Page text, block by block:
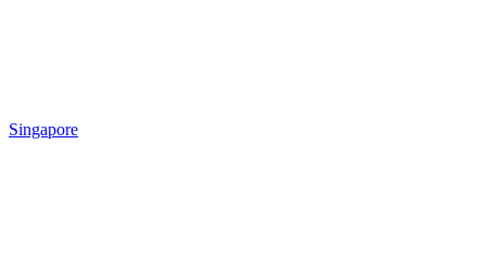
Singapore